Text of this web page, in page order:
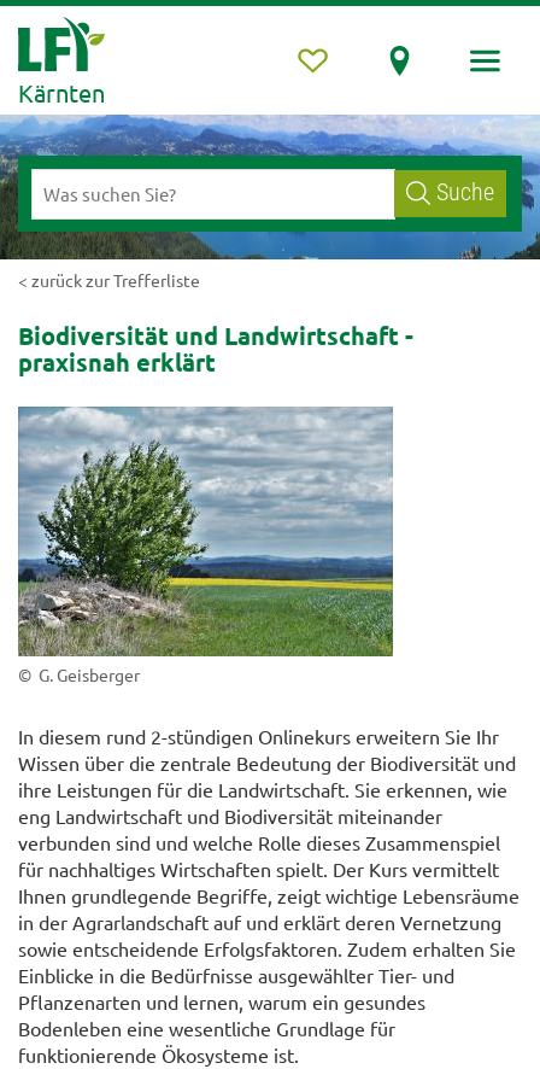
Kärnten
Suche
< zurück zur Trefferliste
Biodiversität und Landwirtschaft -
praxisnah erklärt
© G. Geisberger
In diesem rund 2-stündigen Onlinekurs erweitern Sie Ihr
Wissen über die zentrale Bedeutung der Biodiversität und
ihre Leistungen für die Landwirtschaft. Sie erkennen, wie
eng Landwirtschaft und Biodiversität miteinander
verbunden sind und welche Rolle dieses Zusammenspiel
für nachhaltiges Wirtschaften spielt. Der Kurs vermittelt
Ihnen grundlegende Begriffe, zeigt wichtige Lebensräume
in der Agrarlandschaft auf und erklärt deren Vernetzung
sowie entscheidende Erfolgsfaktoren. Zudem erhalten Sie
Einblicke in die Bedürfnisse ausgewählter Tier- und
Pflanzenarten und lernen, warum ein gesundes
Bodenleben eine wesentliche Grundlage für
funktionierende Ökosysteme ist.